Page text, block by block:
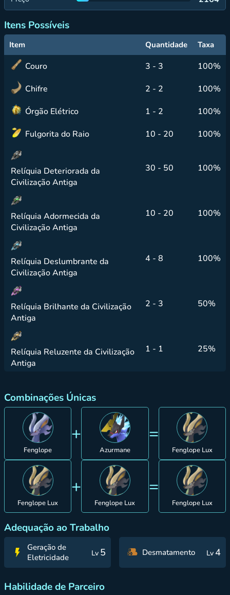
Itens Possíveis
Item Quantidade Taxa
Couro 3 - 3
100%
Chifre
2 - 2
100%
Órgão Elétrico
1 - 2
100%
Fulgorita do Raio
10 - 20 100%
Relíquia Deteriorada da
Civilização Antiga
30 - 50 100%
Relíquia Adormecida da
Civilização Antiga
10 - 20 100%
Relíquia Deslumbrante da
Civilização Antiga
4 - 8 100%
Relíquia Brilhante da Civilização
Antiga
2 - 3 50%
Relíquia Reluzente da Civilização
Antiga
1 - 1 25%
Combinações Únicas
Fenglope
+
Azurmane
=
Fenglope Lux
Fenglope Lux
+
Fenglope Lux
=
Fenglope Lux
Adequação ao Trabalho
Geração de
Eletricidade
Lv 5 Desmatamento Lv4
Habilidade de Parceiro